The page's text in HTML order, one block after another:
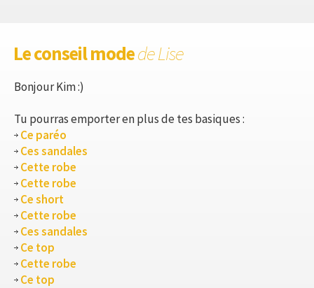
Le conseil modede Lise
Bonjour Kim :)
Tu pourras emporter en plus de tes basiques :
Ce paréo
Ces sandales
Cette robe
Cette robe
Ce short
Cette robe
Ces sandales
Ce top
Cette robe
Ce top